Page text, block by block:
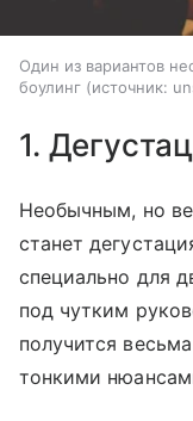
Один из вариантов
боулинг (источник:
1.
Необычным, но
станет
специально для
под чутким
получится
тонкими